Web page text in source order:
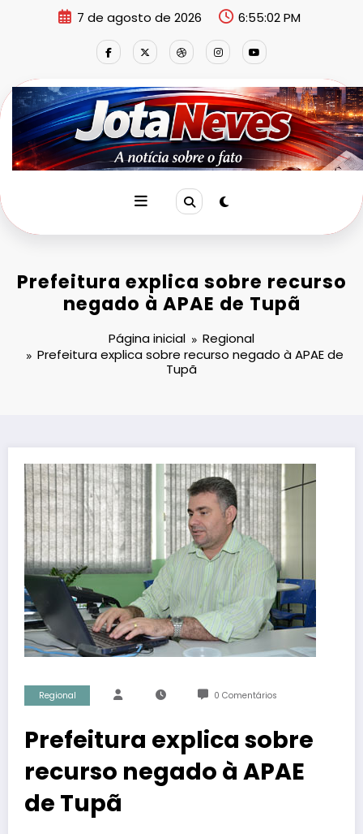
7 de agosto de 2026 6:55:02 PM
Prefeitura explica sobre recurso
negado à APAE de Tupã
Página inicial
Regional
Prefeitura explica sobre recurso negado à APAE de
Tupã
Regional 0 Comentários
Prefeitura explica sobre
recurso negado à APAE
de Tupã